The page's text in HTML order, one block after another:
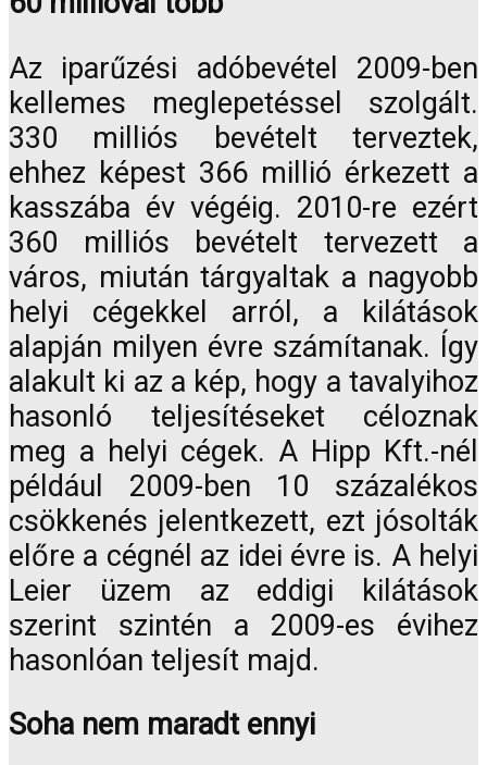
Az iparűzési adóbevétel 2009-ben
kellemes meglepetéssel szolgált.
330 milliós bevételt terveztek,
ehhez képest 366 millió érkezett a
kasszába év végéig. 2010-re ezért
360 milliós bevételt tervezett a
város, miután tárgyaltak a nagyobb
helyi cégekkel arról, a kilátások
alapján milyen évre számítanak. Így
alakult ki az a kép, hogy a tavalyihoz
hasonló teljesítéseket céloznak
meg a helyi cégek. A Hipp Kft.-nél
például 2009-ben 10 százalékos
csökkenés jelentkezett, ezt jósolták
előre a cégnél az idei évre is. A helyi
Leier üzem az eddigi kilátások
szerint szintén a 2009-es évihez
hasonlóan teljesít majd.
Soha nem maradt ennyi